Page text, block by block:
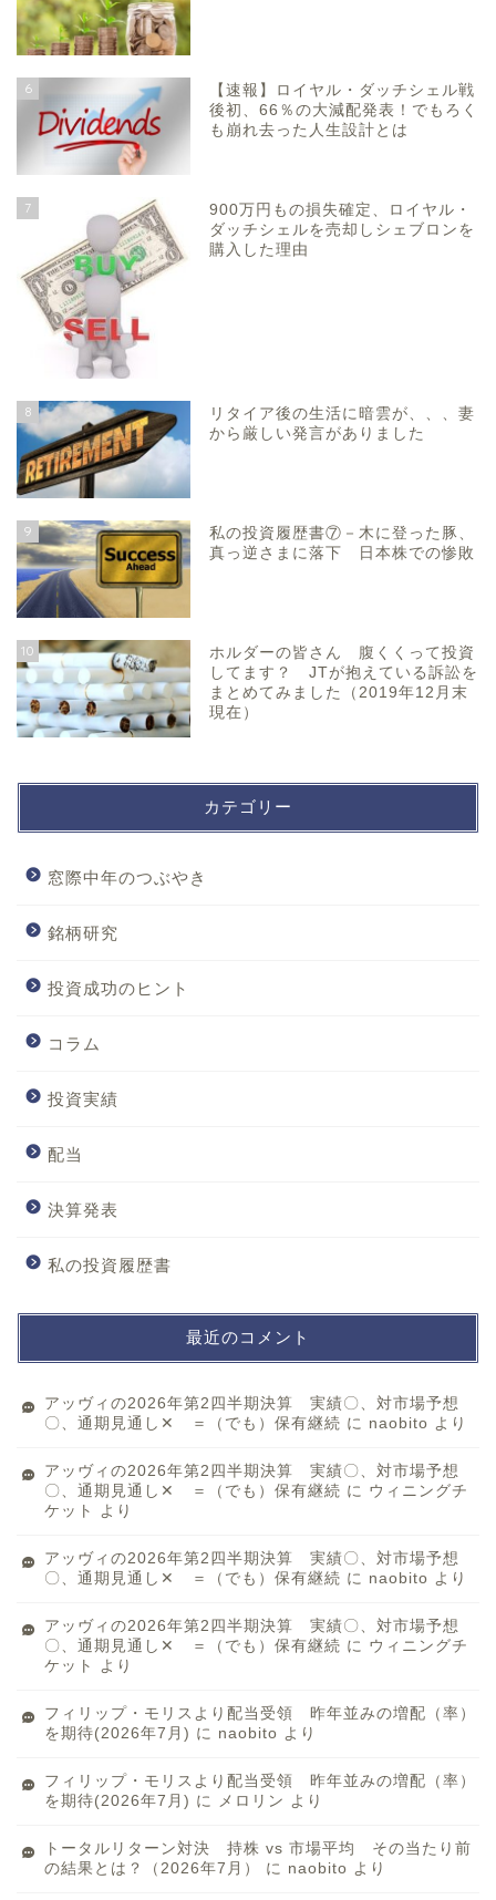
6
【速報】ロイヤル・ダッチシェル戦
後初、66％の大減配発表！でもろく
も崩れ去った人生設計とは
7
900万円もの損失確定、ロイヤル・
ダッチシェルを売却しシェブロンを
購入した理由
8
リタイア後の生活に暗雲が、、、妻
から厳しい発言がありました
9
私の投資履歴書⑦－木に登った豚、
真っ逆さまに落下 日本株での惨敗
10
ホルダーの皆さん 腹くくって投資
してます？ JTが抱えている訴訟を
まとめてみました（2019年12月末
現在）
カテゴリー
窓際中年のつぶやき
銘柄研究
投資成功のヒント
コラム
投資実績
配当
決算発表
私の投資履歴書
最近のコメント
アッヴィの2026年第2四半期決算 実績〇、対市場予想
〇、通期見通し✕ ＝（でも）保有継続 に naobito より
アッヴィの2026年第2四半期決算 実績〇、対市場予想
〇、通期見通し✕ ＝（でも）保有継続 に ウィニングチ
ケット
より
アッヴィの2026年第2四半期決算 実績〇、対市場予想
〇、通期見通し✕ ＝（でも）保有継続 に naobito より
アッヴィの2026年第2四半期決算 実績〇、対市場予想
〇、通期見通し✕ ＝（でも）保有継続 に ウィニングチ
ケット
より
フィリップ・モリスより配当受領 昨年並みの増配（率）
を期待(2026年7月) に naobito より
フィリップ・モリスより配当受領 昨年並みの増配（率）
を期待(2026年7月) に メロリン より
トータルリターン対決 持株 vs 市場平均 その当たり前
の結果とは？（2026年7月）
に naobito より